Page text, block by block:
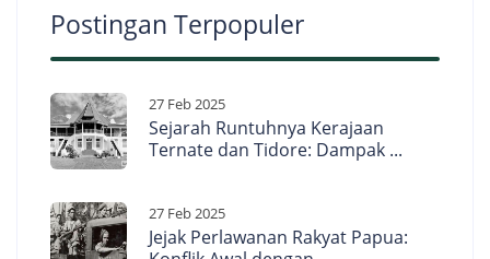
Postingan Terpopuler
27 Feb 2025
Sejarah Runtuhnya Kerajaan
Ternate dan Tidore: Dampak ...
27 Feb 2025
Jejak Perlawanan Rakyat Papua: